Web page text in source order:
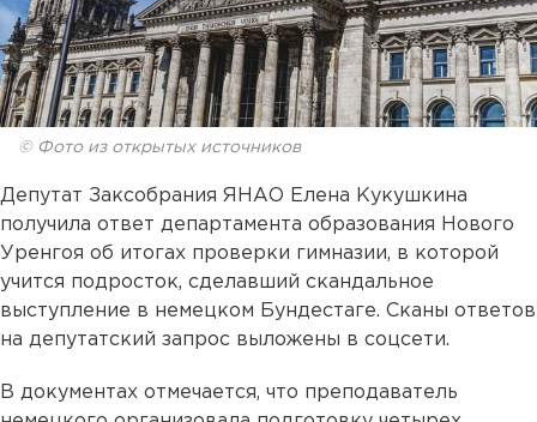
© Фото из открытых источников
Депутат Заксобрания ЯНАО Елена Кукушкина
получила ответ департамента образования Нового
Уренгоя об итогах проверки гимназии, в которой
учится подросток, сделавший скандальное
выступление в немецком Бундестаге. Сканы ответов
на депутатский запрос выложены в соцсети.
В документах отмечается, что преподаватель